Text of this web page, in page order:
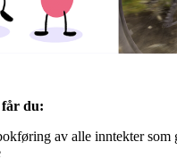
du:
av alle inntekter som